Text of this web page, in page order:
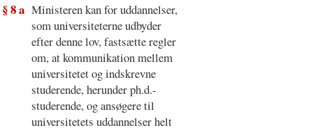
§ 8 a Ministeren kan for uddannelser,
som universiteterne udbyder
efter denne lov, fastsætte regler
om, at kommunikation mellem
universitetet og indskrevne
studerende, herunder ph.d.-
studerende, og ansøgere til
universitetets uddannelser helt